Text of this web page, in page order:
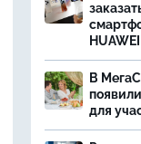
В
для